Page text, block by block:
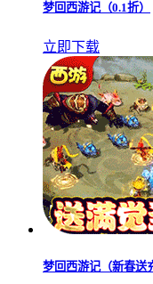
梦回西游记（0.1折）
立即下载
梦回西游记（新春送